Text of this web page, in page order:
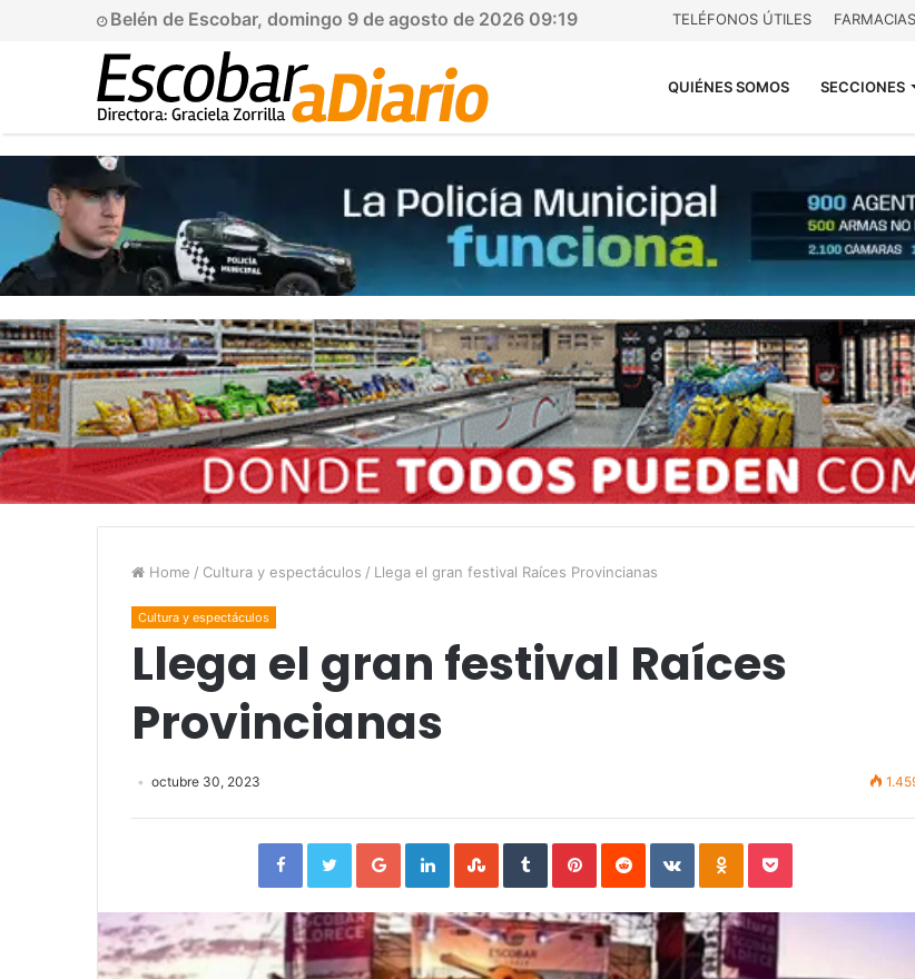
Belén de Escobar, domingo 9 de agosto de 2026 09:19 TELÉFONOS ÚTILES
QUIÉNES SOMOS SECCIONES
Home / Cultura y espectáculos / Llega el gran festival Raíces Provincianas
Cultura y espectáculos
Llega el gran festival Raíces
Provincianas
octubre 30, 2023
FacebookTwitterGoogle+LinkedInStumbleUpon
TumblrPinterestReddit VKontakteOdnoklassniki
Pocket